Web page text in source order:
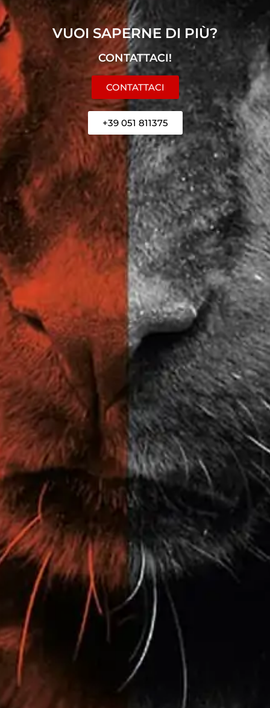
VUOI SAPERNE DI PIÙ?
CONTATTACI!
CONTATTACI
+39 051 811375